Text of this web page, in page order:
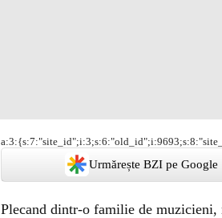
Urmărește BZI pe Google
Plecand dintr-o familie de muzicieni,